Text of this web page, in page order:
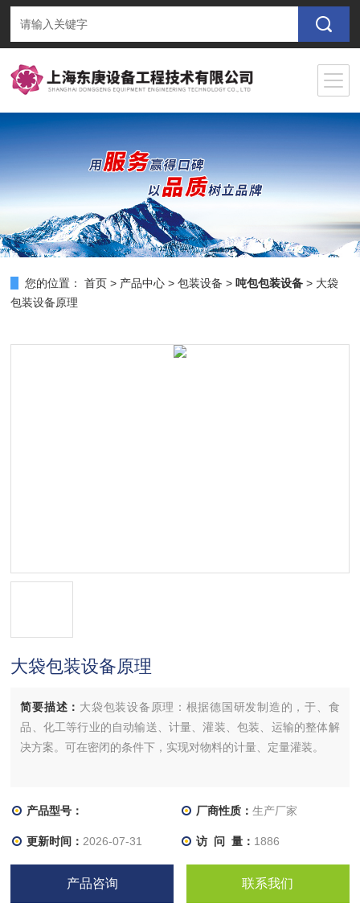
您的位置： 首页 > 产品中心 >包装设备 > 吨包包装设备 > 大袋
包装设备原理
大袋包装设备原理
简要描述： 大袋包装设备原理：根据德国研发制造的，于、食
品、化工等行业的自动输送、计量、灌装、包装、运输的整体解
决方案。可在密闭的条件下，实现对物料的计量、定量灌装。
产品型号： 厂商性质： 生产厂家
更新时间： 2026-07-31 访 问 量： 1886
产品咨询 联系我们